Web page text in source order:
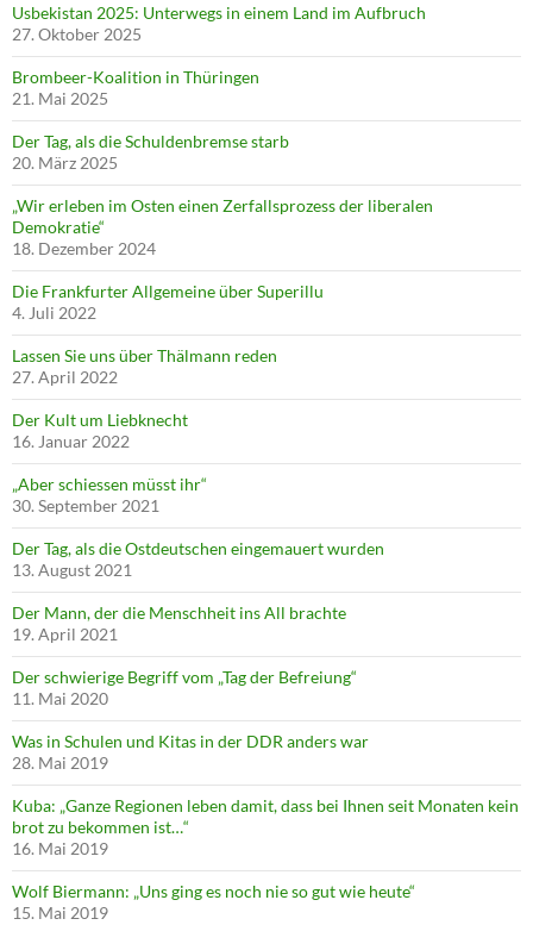
Usbekistan 2025: Unterwegs in einem Land im Aufbruch
27. Oktober 2025
Brombeer-Koalition in Thüringen
21. Mai 2025
Der Tag, als die Schuldenbremse starb
20. März 2025
„Wir erleben im Osten einen Zerfallsprozess der liberalen
Demokratie“
18. Dezember 2024
Die Frankfurter Allgemeine über Superillu
4. Juli 2022
Lassen Sie uns über Thälmann reden
27. April 2022
Der Kult um Liebknecht
16. Januar 2022
„Aber schiessen müsst ihr“
30. September 2021
Der Tag, als die Ostdeutschen eingemauert wurden
13. August 2021
Der Mann, der die Menschheit ins All brachte
19. April 2021
Der schwierige Begriff vom „Tag der Befreiung“
11. Mai 2020
Was in Schulen und Kitas in der DDR anders war
28. Mai 2019
Kuba: „Ganze Regionen leben damit, dass bei Ihnen seit Monaten kein
brot zu bekommen ist…“
16. Mai 2019
Wolf Biermann: „Uns ging es noch nie so gut wie heute“
15. Mai 2019